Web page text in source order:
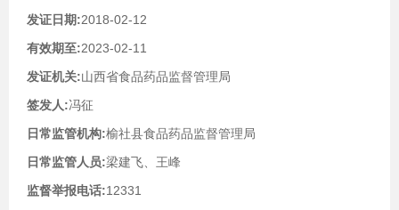
发证日期:2018-02-12
有效期至:2023-02-11
发证机关:山西省食品药品监督管理局
签发人:冯征
日常监管机构:榆社县食品药品监督管理局
日常监管人员:梁建飞、王峰
监督举报电话:12331